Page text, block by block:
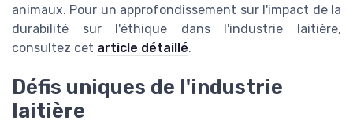
animaux. Pour un approfondissement sur l'impact de la
durabilité sur l'éthique dans l'industrie laitière,
consultez cet article détaillé.
Défis uniques de l'industrie
laitière